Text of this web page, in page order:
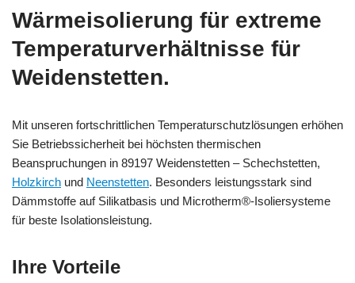
Wärmeisolierung für extreme
Temperaturverhältnisse für
Weidenstetten.
Mit unseren fortschrittlichen Temperaturschutzlösungen erhöhen
Sie Betriebssicherheit bei höchsten thermischen
Beanspruchungen in 89197 Weidenstetten – Schechstetten,
Holzkirch und Neenstetten. Besonders leistungsstark sind
Dämmstoffe auf Silikatbasis und Microtherm®-Isoliersysteme
für beste Isolationsleistung.
Ihre Vorteile